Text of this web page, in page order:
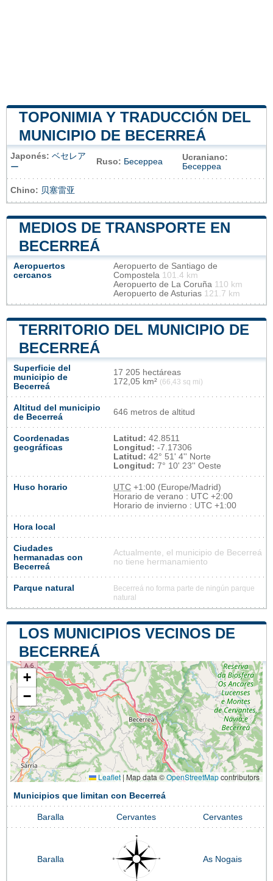
TOPONIMIA Y TRADUCCIÓN DEL
MUNICIPIO DE BECERREÁ
Japonés: ベセレア
ー
Ruso: Бесерреа
Ucraniano:
Бесерреа
Chino: 贝塞雷亚
MEDIOS DE TRANSPORTE EN
BECERREÁ
Aeropuertos
cercanos
Aeropuerto de Santiago de
Compostela 101.4 km
Aeropuerto de La Coruña 110 km
Aeropuerto de Asturias 121.7 km
TERRITORIO DEL MUNICIPIO DE
BECERREÁ
Superficie del
municipio de
Becerreá
17 205 hectáreas
172,05 km² (66,43 sq mi)
Altitud del municipio
de Becerreá
646 metros de altitud
Coordenadas
geográficas
Latitud: 42.8511
Longitud: -7.17306
Latitud: 42° 51' 4'' Norte
Longitud: 7° 10' 23'' Oeste
Huso horario UTC +1:00 (Europe/Madrid)
Horario de verano : UTC +2:00
Horario de invierno : UTC +1:00
Hora local
Ciudades
hermanadas con
Becerreá
Actualmente, el municipio de Becerreá
no tiene hermanamiento
Parque natural
Becerreá no forma parte de ningún parque
natural
LOS MUNICIPIOS VECINOS DE
BECERREÁ
+
−
Leaflet | Map data ©OpenStreetMapcontributors
Municipios que limitan con Becerreá
Baralla Cervantes Cervantes
Baralla As Nogais